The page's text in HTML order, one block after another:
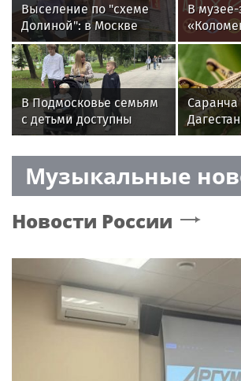
Выселение по "схеме
Долиной": в Москве
пенсионерка устроила
пожар во время визита
приставов
В музее-
В Подмосковье семьям
с детьми доступны
субсидии на жилье
Саранча
регионы
Музыкальные
Новости России